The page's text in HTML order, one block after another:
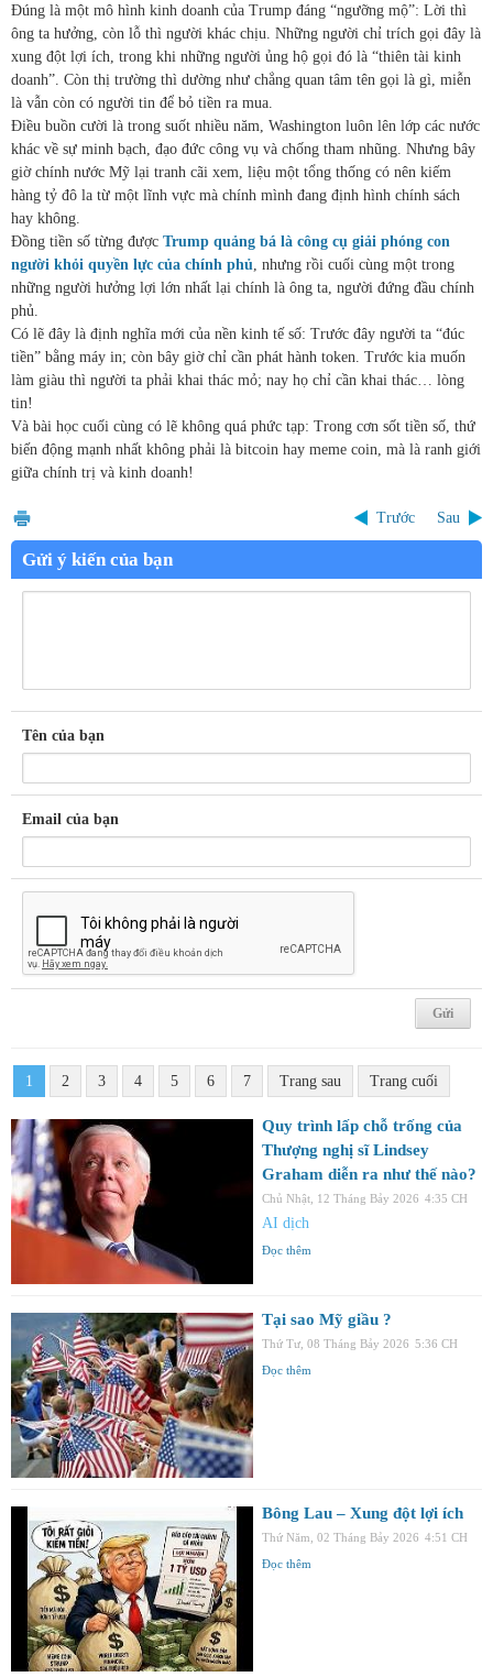
Đúng là một mô hình kinh doanh của Trump đáng “ngưỡng mộ”: Lời thì
ông ta hưởng, còn lỗ thì người khác chịu. Những người chỉ trích gọi đây là
xung đột lợi ích, trong khi những người ủng hộ gọi đó là “thiên tài kinh
doanh”. Còn thị trường thì dường như chẳng quan tâm tên gọi là gì, miễn
là vẫn còn có người tin để bỏ tiền ra mua.
Điều buồn cười là trong suốt nhiều năm, Washington luôn lên lớp các nước
khác về sự minh bạch, đạo đức công vụ và chống tham nhũng. Nhưng bây
giờ chính nước Mỹ lại tranh cãi xem, liệu một tổng thống có nên kiếm
hàng tỷ đô la từ một lĩnh vực mà chính mình đang định hình chính sách
hay không.
Đồng tiền số từng được Trump quảng bá là công cụ giải phóng con
người khỏi quyền lực của chính phủ , nhưng rồi cuối cùng một trong
những người hưởng lợi lớn nhất lại chính là ông ta, người đứng đầu chính
phủ.
Có lẽ đây là định nghĩa mới của nền kinh tế số: Trước đây người ta “đúc
tiền” bằng máy in; còn bây giờ chỉ cần phát hành token. Trước kia muốn
làm giàu thì người ta phải khai thác mỏ; nay họ chỉ cần khai thác… lòng
tin!
Và bài học cuối cùng có lẽ không quá phức tạp: Trong cơn sốt tiền số, thứ
biến động mạnh nhất không phải là bitcoin hay meme coin, mà là ranh giới
giữa chính trị và kinh doanh!
Trước Sau
Gửi ý kiến của bạn
Tên của bạn
Email của bạn
1 2 3 4 5 6 7 Trang sau Trang cuối
Quy trình lấp chỗ trống của
Thượng nghị sĩ Lindsey
Graham diễn ra như thế nào?
Chủ Nhật, 12 Tháng Bảy 2026 4:35 CH
AI dịch
Đọc thêm
Tại sao Mỹ giầu ?
Thứ Tư, 08 Tháng Bảy 2026 5:36 CH
Đọc thêm
Bông Lau – Xung đột lợi ích
Thứ Năm, 02 Tháng Bảy 2026 4:51 CH
Đọc thêm